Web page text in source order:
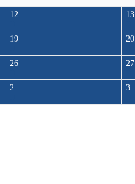
12 13
19 20
26 27
2 3